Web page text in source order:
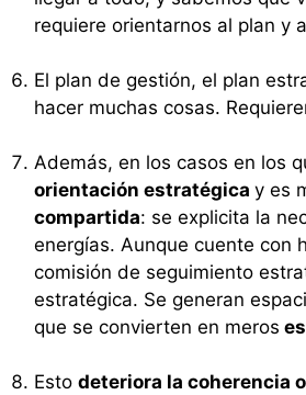
requiere orientarnos al plan y
El plan de gestión, el plan
hacer muchas cosas.
Además, en los casos en los
orientación estratégica y es
compartida: se explicita la
energías. Aunque cuente con
comisión de seguimiento
estratégica. Se generan
que se convierten en meros
Esto deteriora la coherencia